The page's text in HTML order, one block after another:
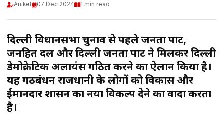
Aniket 07 Dec 2024 1 min read
दिल्ली विधानसभा चुनाव से पहले जनता पार्टी,
जनहित दल और दिल्ली जनता पार्टी ने मिलकरदिल्ली
डेमोक्रेटिक अलायंसगठित करने का ऐलान किया है।
यह गठबंधन राजधानी के लोगों को विकास और
ईमानदार शासन का नया विकल्प देने का वादा करता
है।